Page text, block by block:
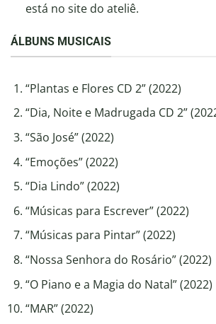
está no site do ateliê.
ÁLBUNS MUSICAIS
“Plantas e Flores CD 2” (2022)
“Dia, Noite e Madrugada CD 2”
“São José” (2022)
“Emoções” (2022)
“Dia Lindo” (2022)
“Músicas para Escrever” (2022)
“Músicas para Pintar” (2022)
“Nossa Senhora do Rosário” (2022)
“O Piano e a Magia do Natal” (2022)
“MAR” (2022)